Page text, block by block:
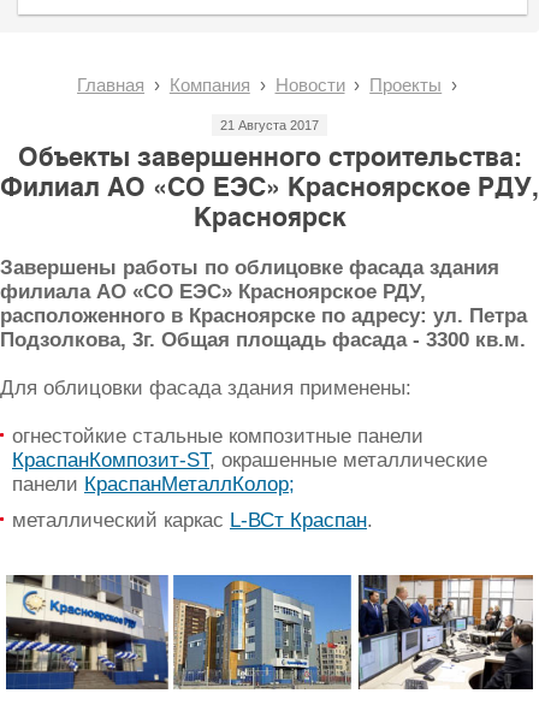
Главная Компания Новости Проекты
21 Августа 2017
Объекты завершенного строительства:
Филиал АО «СО ЕЭС» Красноярское РДУ,
Красноярск
Завершены работы по облицовке фасада здания
филиала АО «СО ЕЭС» Красноярское РДУ,
расположенного в Красноярске по адресу: ул. Петра
Подзолкова, 3г. Общая площадь фасада - 3300 кв.м.
Для облицовки фасада здания применены:
огнестойкие стальные композитные панели
КраспанКомпозит-ST, окрашенные металлические
панели КраспанМеталлКолор;
металлический каркас L-ВСт Краспан.